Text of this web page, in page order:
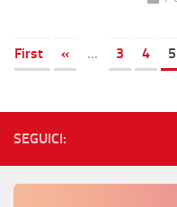
First
« ... 3 4 5
SEGUICI: